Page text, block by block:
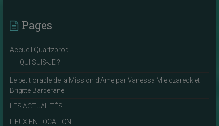
Pages
Accueil Quartzprod
QUI SUIS-JE ?
Le petit oracle de la Mission d’Ame par Vanessa Mielczareck et
Brigitte Barberane
LES ACTUALITÉS
LIEUX EN LOCATION